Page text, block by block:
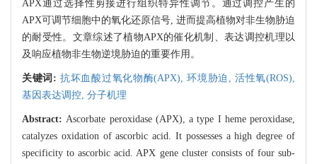
APX通过选择性剪接进行组织特异性调节。通过调控产生的
APX可调节细胞中的氧化还原信号, 进而提高植物对非生物胁迫
的耐受性。文章综述了植物APX的催化机制、表达调控机理以
及响应植物非生物逆境胁迫的重要作用。
关键词: 抗坏血酸过氧化物酶(APX),环境胁迫, 活性氧(ROS),
基因表达调控, 分子机理
Abstract:Ascorbate peroxidase (APX), a type I heme peroxidase,
catalyzes oxidation of ascorbic acid. It possesses a high degree of
specificity to ascorbic acid. APX gene cluster consists of four sub-